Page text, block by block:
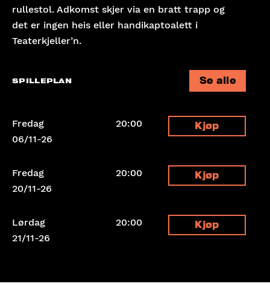
rullestol. Adkomst skjer via en bratt trapp og
det er ingen heis eller handikaptoalett i
Teaterkjeller’n.
SPILLEPLAN Se alle
Fredag
06/11-26
20:00 Kjøp
Fredag
20/11-26
20:00 Kjøp
Lørdag
21/11-26
20:00 Kjøp